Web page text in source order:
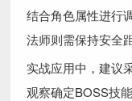
结合角色属性进行
法师则需保持安全
实战应用中，建议
观察确定BOSS技